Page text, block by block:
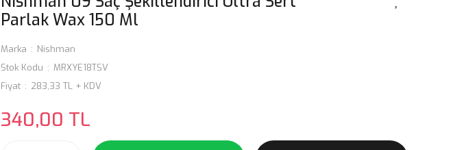
Parlak Wax 150 Ml
Marka
Nishman
Stok Kodu
MRXYE18TSV
Fiyat
283,33 TL + KDV
340,00 TL